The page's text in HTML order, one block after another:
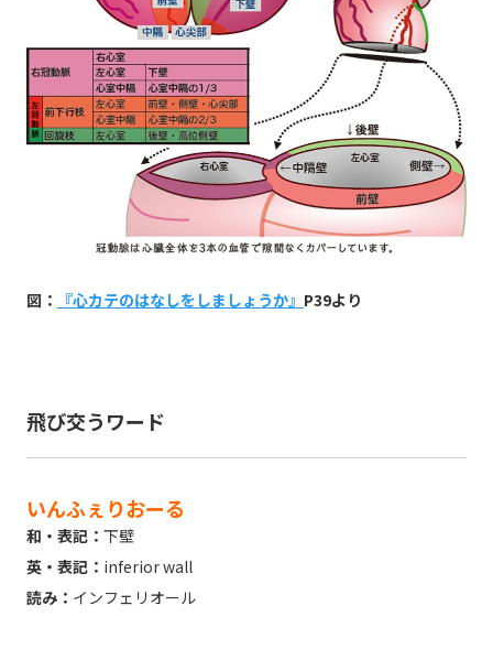
図： 『心カテのはなしをしましょうか』 P39より
飛び交うワード
いんふぇりおーる
和・表記： 下壁
英・表記： inferior wall
読み： インフェリオール